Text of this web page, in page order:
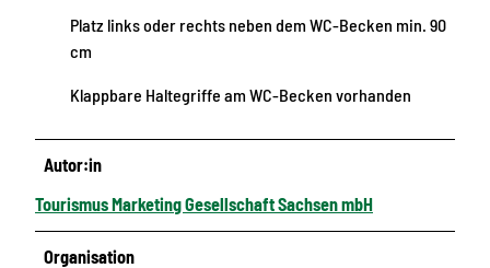
Platz links oder rechts neben dem WC-Becken min. 90
cm
Klappbare Haltegriffe am WC-Becken vorhanden
Autor:in
Tourismus Marketing Gesellschaft Sachsen mbH
Organisation